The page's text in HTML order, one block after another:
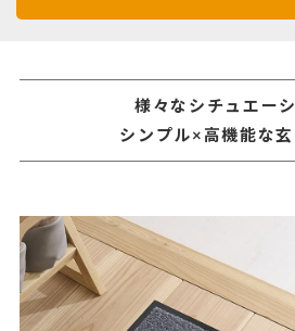
様々なシチュエー
シンプル×高機能な